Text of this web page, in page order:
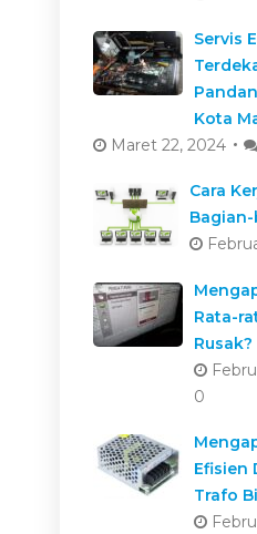
Servis
Kota
Maret 22, 2024
Cara
Rata-
Rusak?
0
Efisien
Trafo